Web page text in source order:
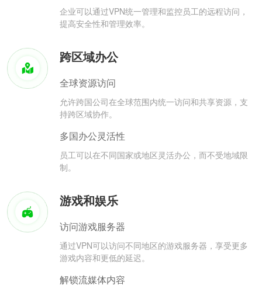
企业可以通过VPN统一管理和监控员工的远程访问，
提高安全性和管理效率。
跨区域办公
全球资源访问
允许跨国公司在全球范围内统一访问和共享资源，支
持跨区域协作。
多国办公灵活性
员工可以在不同国家或地区灵活办公，而不受地域限
制。
游戏和娱乐
访问游戏服务器
通过VPN可以访问不同地区的游戏服务器，享受更多
游戏内容和更低的延迟。
解锁流媒体内容